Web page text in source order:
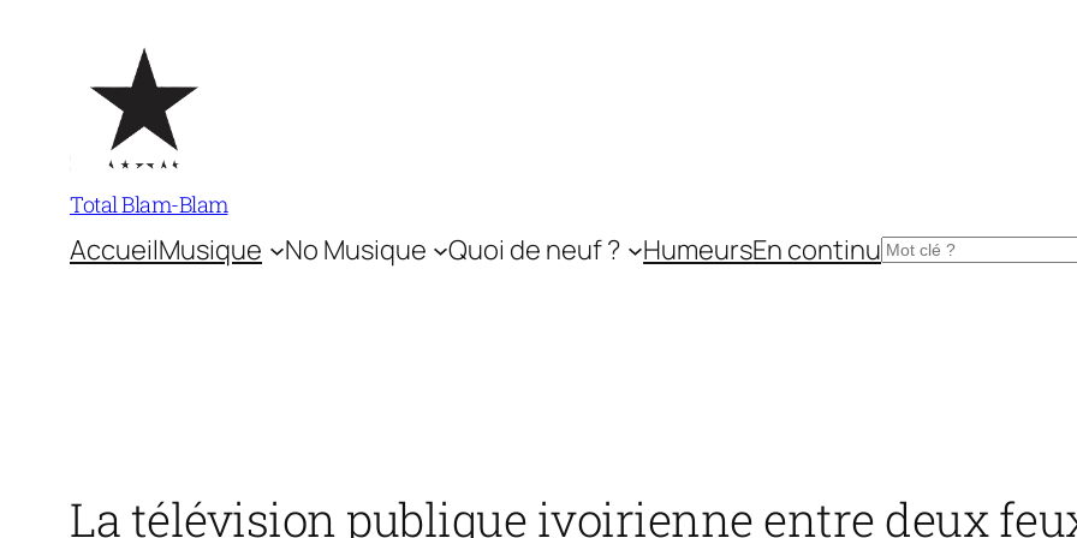
contenu
Total Blam-Blam
AccueilMusique No Musique Quoi de neuf ? HumeursEn continuRechercher
La télévision publique ivoirienne entre deux